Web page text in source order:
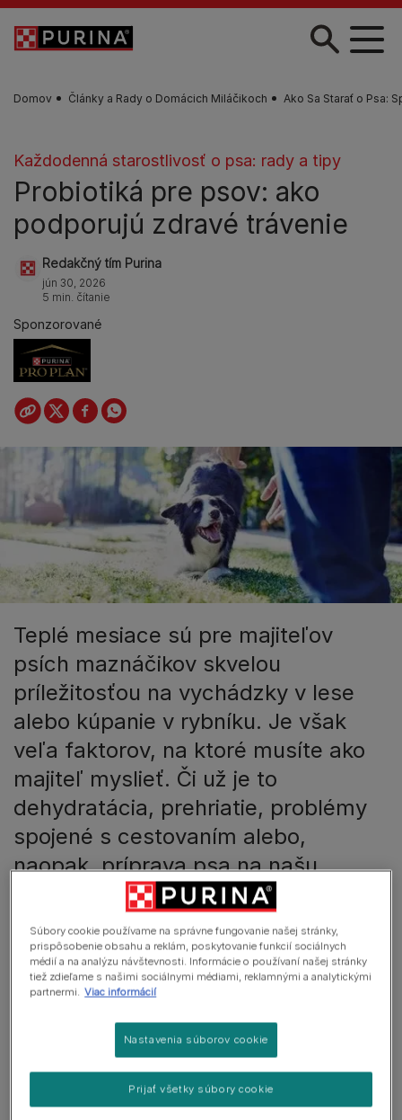
Skočiť na hlavný obsah
Domov Články a Rady o Domácich Miláčikoch Ako Sa Starať o Psa:
Každodenná starostlivosť o psa: rady a tipy
Probiotiká pre psov: ako
podporujú zdravé trávenie
Redakčný tím Purina
jún 30, 2026
5 min. čítanie
Sponzorované
Teplé mesiace sú pre majiteľov
psích maznáčikov skvelou
príležitosťou na vychádzky v lese
alebo kúpanie v rybníku. Je však
veľa faktorov, na ktoré musíte ako
majiteľ myslieť. Či už je to
dehydratácia, prehriatie, problémy
spojené s cestovaním alebo,
naopak, príprava psa na našu
neprítomnosť v čase dovoleniek – to
všetko sú témy, ktoré by vás mali
zaujímať.
HYDRATÁCIA PSOV
ÚPAL, PREHRIATIE
Súbory cookie používame na správne fungovanie našej stránky,
prispôsobenie obsahu a reklám, poskytovanie funkcií sociálnych
médií a na analýzu návštevnosti. Informácie o používaní našej stránky
tiež zdieľame s našimi sociálnymi médiami, reklamnými a analytickými
partnermi. Viac informácií
Nastavenia súborov cookie
Prijať všetky súbory cookie